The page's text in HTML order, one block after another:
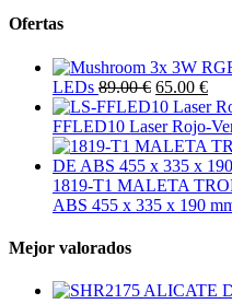
Ofertas
LEDs 89.00 € 65.00 €
FFLED10 Laser Rojo-
1819-T1 MALETA
ABS 455 x 335 x 190
Mejor valorados